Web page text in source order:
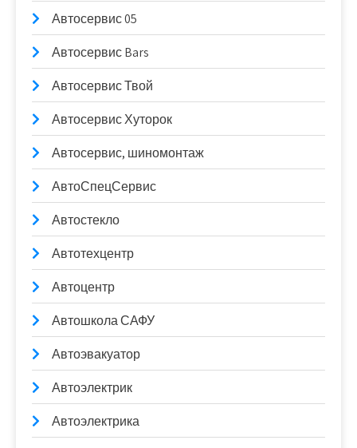
Автосервис 05
Автосервис Bars
Автосервис Твой
Автосервис Хуторок
Автосервис, шиномонтаж
АвтоСпецСервис
Автостекло
Автотехцентр
Автоцентр
Автошкола САФУ
Автоэвакуатор
Автоэлектрик
Автоэлектрика